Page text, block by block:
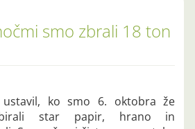
smo zbrali 18 ton
ko smo 6. oktobra že
star papir, hrano in